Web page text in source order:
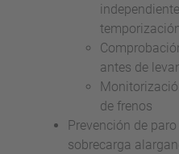
antes de
de frenos
Prevención de
sobrecarga